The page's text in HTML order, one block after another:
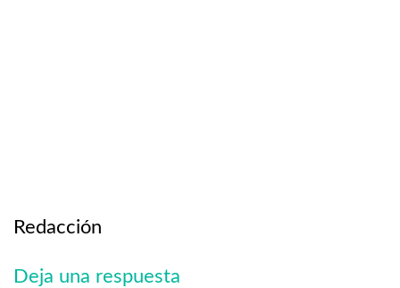
Redacción
Deja una respuesta